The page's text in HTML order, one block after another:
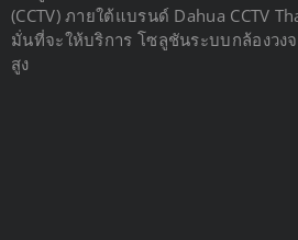
(CCTV) ภายใต้แบรนด์ Dahua CCTV
มั่นที่จะให้บริการ โซลูชันระบบกล้องว
สูง